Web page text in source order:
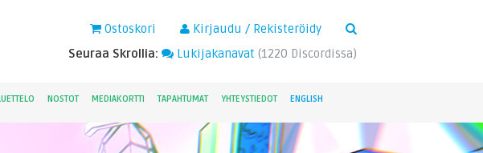
Kirjaudu / Rekisteröidy
Ostoskori
Seuraa Skrollia:
Lukijakanavat (1220 Discordissa)
NOSTOT MEDIAKORTTI TAPAHTUMAT YHTEYSTIEDOT ENGLISH